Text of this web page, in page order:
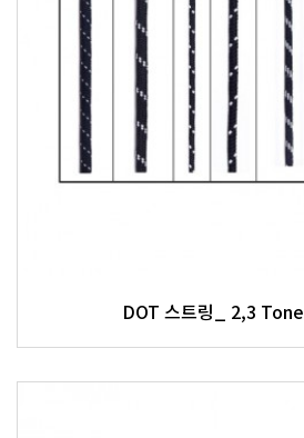
DOT 스트링_ 2,3